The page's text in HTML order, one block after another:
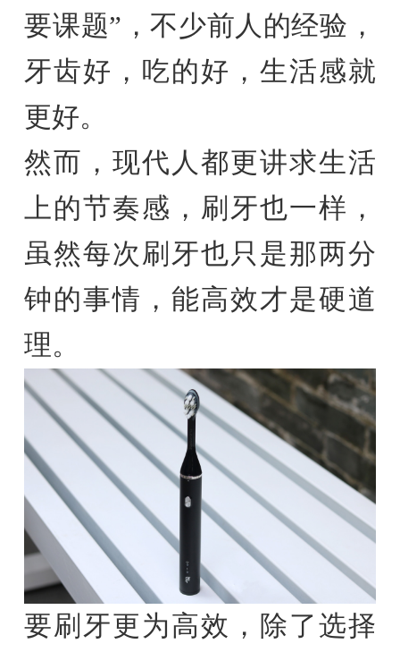
要课题”，不少前人的经验，
牙齿好，吃的好，生活感就
更好。
然而，现代人都更讲求生活
上的节奏感，刷牙也一样，
虽然每次刷牙也只是那两分
钟的事情，能高效才是硬道
理。
要刷牙更为高效，除了选择